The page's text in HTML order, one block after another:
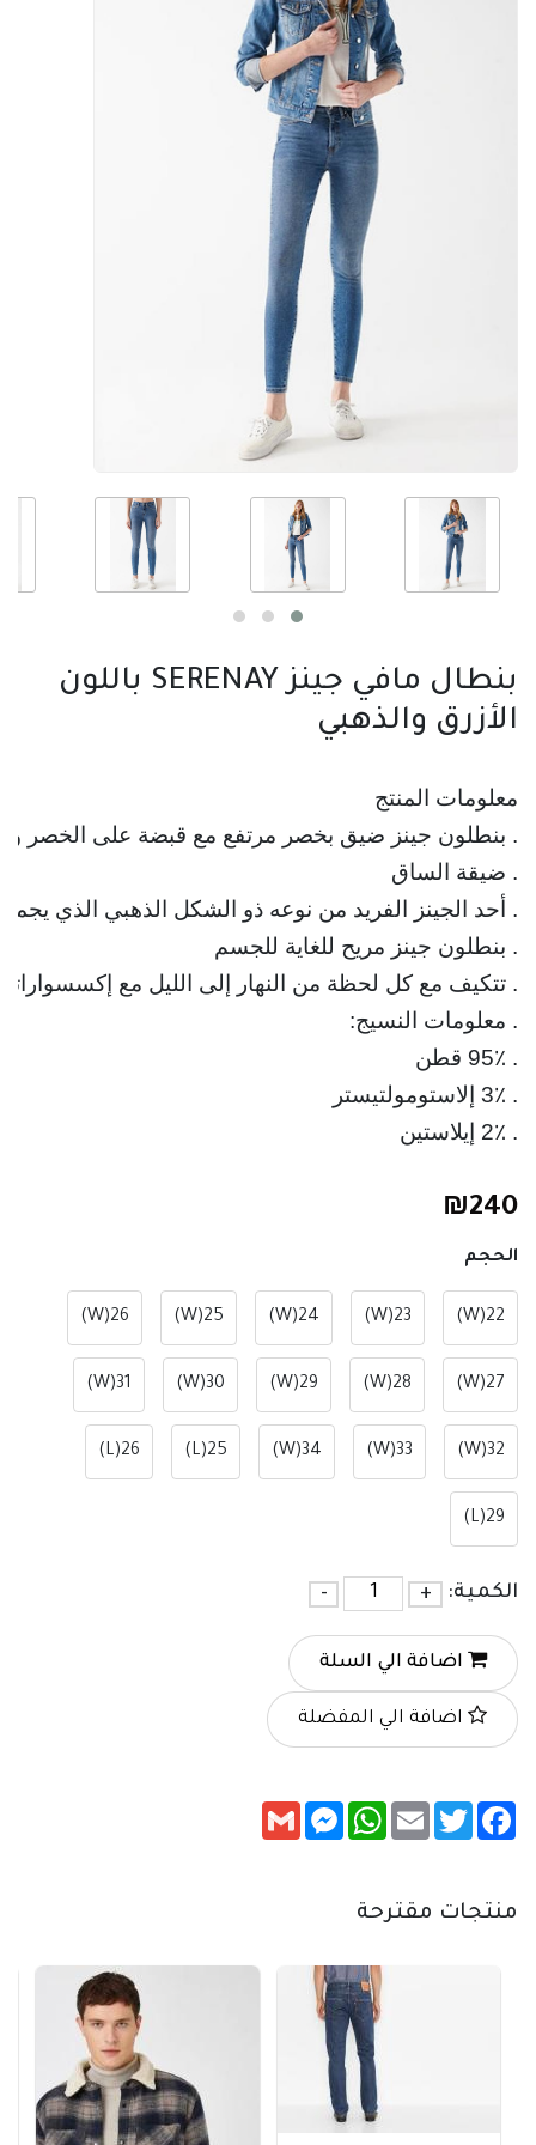
بنطال مافي جينز SERENAY باللون
الأزرق والذهبي
. 2٪ إيلاستين
₪240
الحجم
22(W)
23(W)
24(W)
25(W)
26(W)
27(W)
28(W)
29(W)
30(W)
31(W)
32(W)
33(W)
34(W)
25(L)
26(L)
29(L)
الكمية: +
-
اضافة الي السلة
اضافة الي المفضلة
Facebook
Twitter
Email
WhatsApp
Messenger
Gmail
منتجات مقترحة